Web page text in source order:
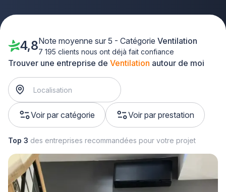
Trouver une entreprise de Ventilation autour de moi
Voir par catégorie Voir par prestation
4,8Note moyenne sur 5 - Catégorie Ventilation
7 195 clients nous ont déjà fait confiance
Top 3 des entreprises recommandées pour votre projet